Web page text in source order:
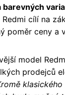
cílí na
poměr ceny a
model
prodejců